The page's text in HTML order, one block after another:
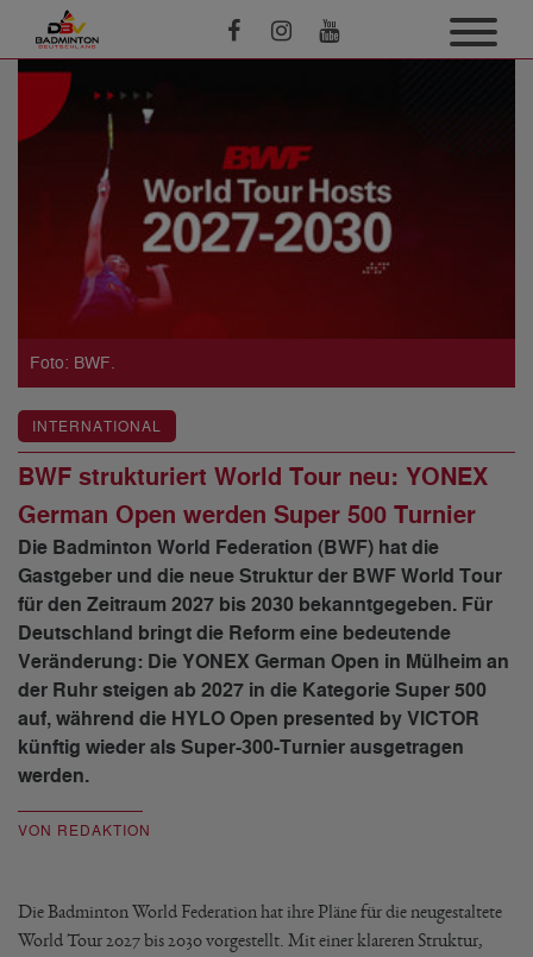
Foto: BWF.
INTERNATIONAL
BWF strukturiert World Tour neu: YONEX
German Open werden Super 500 Turnier
Die Badminton World Federation (BWF) hat die
Gastgeber und die neue Struktur der BWF World Tour
für den Zeitraum 2027 bis 2030 bekanntgegeben. Für
Deutschland bringt die Reform eine bedeutende
Veränderung: Die YONEX German Open in Mülheim an
der Ruhr steigen ab 2027 in die Kategorie Super 500
auf, während die HYLO Open presented by VICTOR
künftig wieder als Super-300-Turnier ausgetragen
werden.
VON REDAKTION
Die Badminton World Federation hat ihre Pläne für die neugestaltete
World Tour 2027 bis 2030 vorgestellt. Mit einer klareren Struktur,